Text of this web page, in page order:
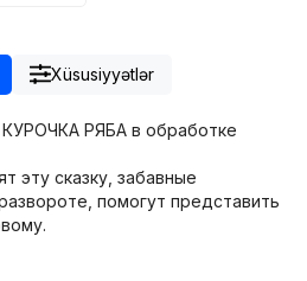
Xüsusiyyətlər
КУРОЧКА РЯБА в обработке
эту сказку, забавные
помогут представить